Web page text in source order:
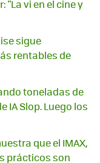
vi en el cine y
sigue
rentables de
toneladas de
IA Slop. Luego los
que el IMAX,
prácticos son